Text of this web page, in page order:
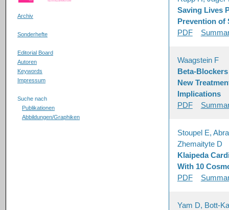
Archiv
Sonderhefte
Editorial Board
Autoren
Keywords
Impressum
Suche nach
Publikationen
Abbildungen/Graphiken
Saving Lives
Prevention of
PDF
Waagstein F
Beta-
New
Implications
PDF
Stoupel E,
Zhemaityte D
Klaipeda
With 10
PDF
Yam D, Bott-